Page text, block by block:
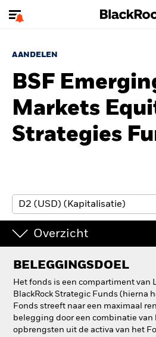
AANDELEN
BSF
Markets
Strategies
Overzicht
BELEGGINGSDOEL
Het fonds is een compartiment van
BlackRock Strategic Funds (hierna
Fonds streeft naar een maximaal
belegging door een combinatie van
opbrengsten uit de activa van het